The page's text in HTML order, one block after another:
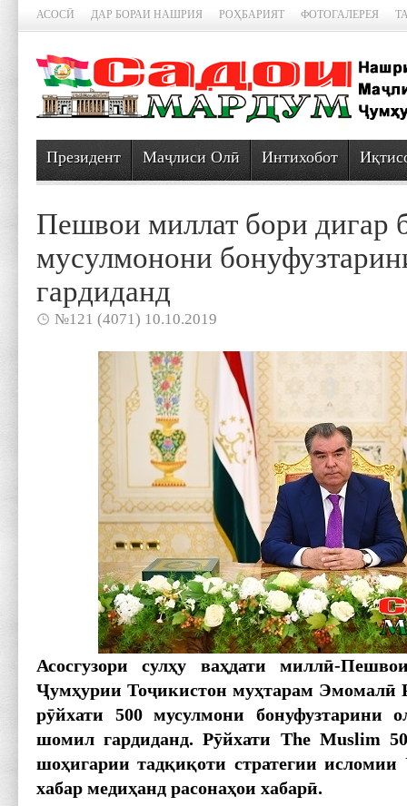
АСОСӢ ДАР БОРАИ НАШРИЯ РОҲБАРИЯТ ФОТОГАЛЕРЕЯ
Президент Маҷлиси Олӣ Интихобот
Пешвои миллат бори дигар
мусулмонони
гардиданд
№121 (4071) 10.10.2019
Асосгузори сулҳу ваҳдати миллӣ-
Ҷумҳурии Тоҷикистон муҳтарам Эмомалӣ
рӯйхати 500 мусулмони бонуфузтарини
шомил гардиданд. Рӯйхати The Muslim
шоҳигарии тадқиқоти стратегии исломии
хабар медиҳанд расонаҳои хабарӣ.